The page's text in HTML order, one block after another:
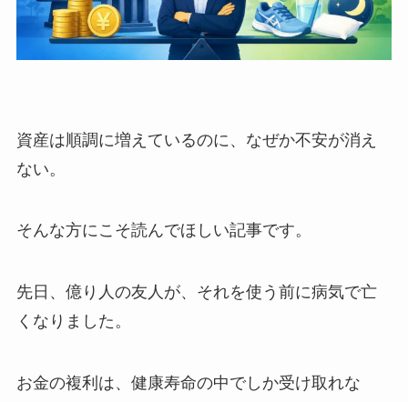
資産は順調に増えているのに、なぜか不安が消え
ない。
そんな方にこそ読んでほしい記事です。
先日、億り人の友人が、それを使う前に病気で亡
くなりました。
お金の複利は、健康寿命の中でしか受け取れな